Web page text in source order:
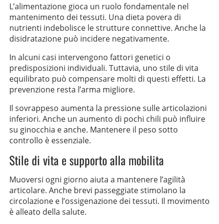
L’alimentazione gioca un ruolo fondamentale nel
mantenimento dei tessuti. Una dieta povera di
nutrienti indebolisce le strutture connettive. Anche la
disidratazione può incidere negativamente.
In alcuni casi intervengono fattori genetici o
predisposizioni individuali. Tuttavia, uno stile di vita
equilibrato può compensare molti di questi effetti. La
prevenzione resta l’arma migliore.
Il sovrappeso aumenta la pressione sulle articolazioni
inferiori. Anche un aumento di pochi chili può influire
su ginocchia e anche. Mantenere il peso sotto
controllo è essenziale.
Stile di vita e supporto alla mobilita
Muoversi ogni giorno aiuta a mantenere l’agilità
articolare. Anche brevi passeggiate stimolano la
circolazione e l’ossigenazione dei tessuti. Il movimento
è alleato della salute.